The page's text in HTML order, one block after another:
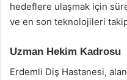
hedeflere ulaşmak için
ve en son teknolojileri
Uzman Hekim Kadrosu
Erdemli Diş Hastanesi,